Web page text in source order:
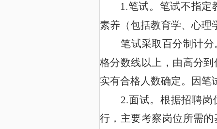
1.笔试。笔试不指定
素养（包括教育学、心理
笔试采取百分制计
格分数线以上，由高分
实有合格人数确定。因笔
2.面试。根据招聘岗
行，主要考察岗位所需